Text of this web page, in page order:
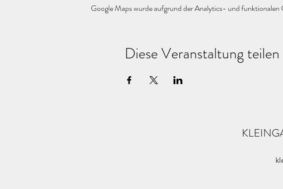
Google Maps wurde aufgrund der Analytics- und
Diese Veranstaltung teilen